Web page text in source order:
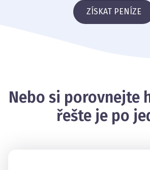
ZÍSKAT PENÍZE
Nebo si porovnejte
řešte je po